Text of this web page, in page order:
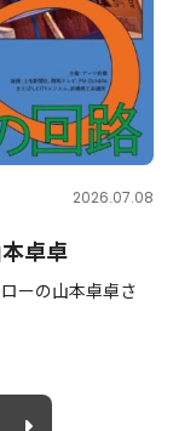
2026.07.08
卓卓
ーの山本卓卓さ